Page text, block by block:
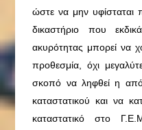
ώστε να μην υφίσταται
δικαστήριο που
ακυρότητας μπορεί να
προθεσμία, όχι
σκοπό να ληφθεί η
καταστατικού και να
καταστατικό στο